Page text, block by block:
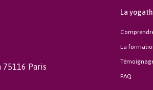
75116 Paris
La
La
FAQ